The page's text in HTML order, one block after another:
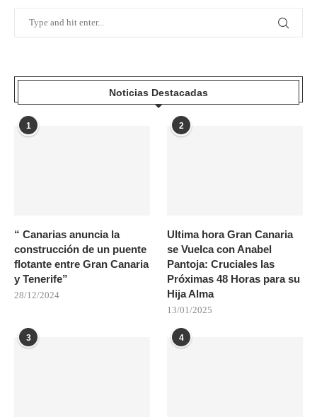
Noticias Destacadas
1
“ Canarias anuncia la
construcción de un puente
flotante entre Gran Canaria
y Tenerife”
28/12/2024
2
Ultima hora Gran Canaria
se Vuelca con Anabel
Pantoja: Cruciales las
Próximas 48 Horas para su
Hija Alma
13/01/2025
3 4